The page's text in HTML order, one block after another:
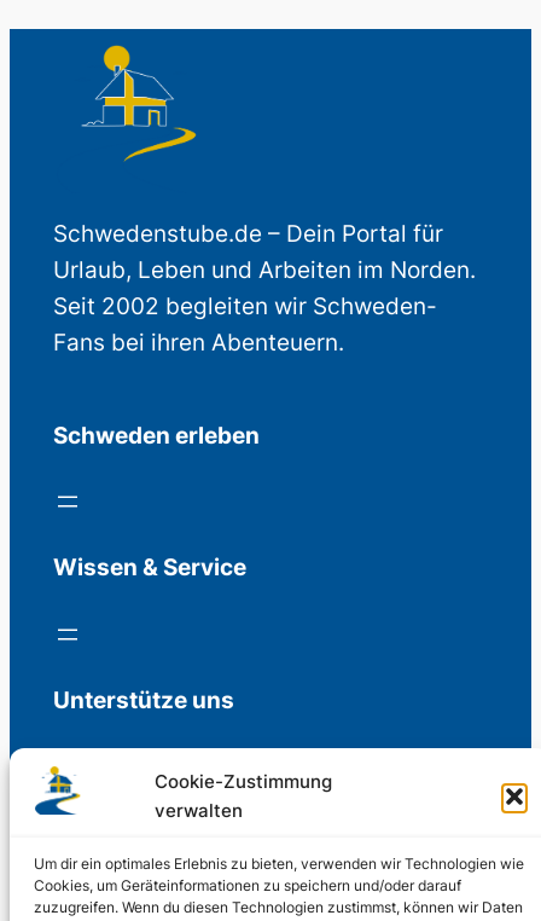
Cookie-Zustimmung
verwalten
Um dir ein optimales Erlebnis zu bieten, verwenden wir Technologien wie
Cookies, um Geräteinformationen zu speichern und/oder darauf
zuzugreifen. Wenn du diesen Technologien zustimmst, können wir Daten
Schwedenstube.de – Dein Portal für
Urlaub, Leben und Arbeiten im Norden.
Seit 2002 begleiten wir Schweden-
Fans bei ihren Abenteuern.
Schweden erleben
Wissen & Service
Unterstütze uns
Freiwillige Spenden für die Aufrechterhaltung